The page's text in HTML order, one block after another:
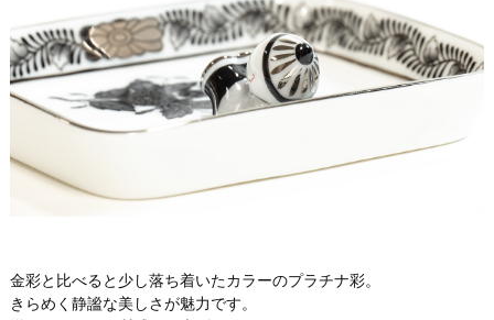
金彩と比べると少し落ち着いたカラーのプラチナ彩。
きらめく静謐な美しさが魅力です。